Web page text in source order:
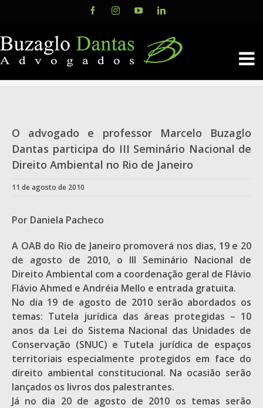
content
FacebookInstagramYouTubeLinkedIn
O advogado e professor Marcelo Buzaglo
Dantas participa do III Seminário Nacional de
Direito Ambiental no Rio de Janeiro
11 de agosto de 2010
Por Daniela Pacheco
A OAB do Rio de Janeiro promoverá nos dias, 19 e 20
de agosto de 2010, o III Seminário Nacional de
Direito Ambiental com a coordenação geral de Flávio
Flávio Ahmed e Andréia Mello e entrada gratuita.
No dia 19 de agosto de 2010 serão abordados os
temas: Tutela jurídica das áreas protegidas – 10
anos da Lei do Sistema Nacional das Unidades de
Conservação (SNUC) e Tutela jurídica de espaços
territoriais especialmente protegidos em face do
direito ambiental constitucional. Na ocasião serão
lançados os livros dos palestrantes.
Já no dia 20 de agosto de 2010 os temas serão